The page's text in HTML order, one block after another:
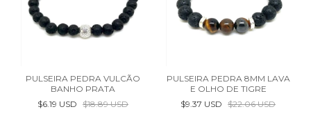
PULSEIRA PEDRA VULCÃO
BANHO PRATA
$6.19 USD $18.89 USD
PULSEIRA PEDRA 8MM LAVA
E OLHO DE TIGRE
$9.37 USD $22.06 USD